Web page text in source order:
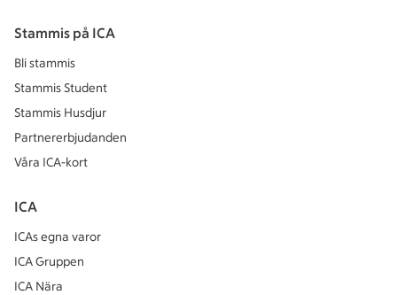
Stammis på ICA
Bli stammis
Stammis Student
Stammis Husdjur
Partnererbjudanden
Våra ICA-kort
ICA
ICAs egna varor
ICA Gruppen
ICA Nära